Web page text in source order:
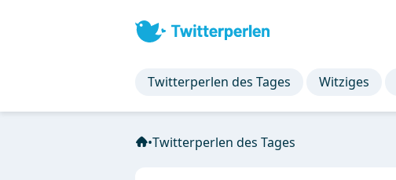
Twitterperlen des Tages Witziges
•Twitterperlen des Tages